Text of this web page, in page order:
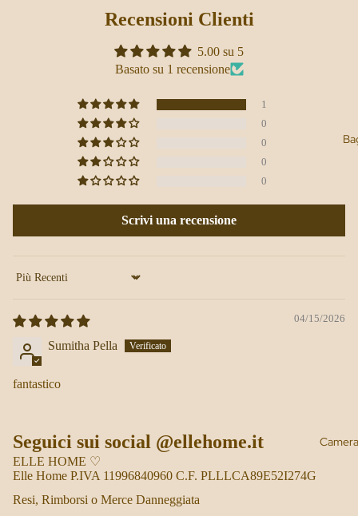
Recensioni Clienti
5.00 su 5
Basato su 1 recensione
1
0
0
0
0
Scrivi una recensione
Sort by
04/15/2026
Sumitha Pella
fantastico
Seguici sui social @ellehome.it
ELLE HOME ♡
Elle Home P.IVA 11996840960 C.F. PLLLCA89E52I274G
Resi, Rimborsi o Merce Danneggiata